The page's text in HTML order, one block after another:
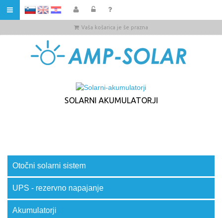
HR
Vaša košarica je še prazna
SOLARNI AKUMULATORJI
Otočni solarni sistem
UPS - rezervno napajanje
Akumulatorji